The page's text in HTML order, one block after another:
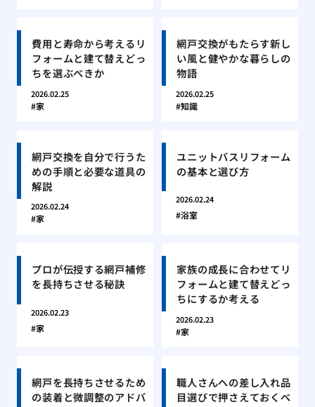
費用と寿命から考えるリ
フォームと建て替えどっ
ちを選ぶべきか
2026.02.25
家
網戸交換がもたらす新し
い風と健やかな暮らしの
物語
2026.02.25
知識
網戸交換を自分で行うた
めの手順と必要な道具の
解説
2026.02.24
家
ユニットバスリフォーム
の基本と選び方
2026.02.24
浴室
プロが伝授する網戸補修
を長持ちさせる秘訣
2026.02.23
家
家族の成長に合わせてリ
フォームと建て替えどっ
ちにするか考える
2026.02.23
家
網戸を長持ちさせるため
の装着と微調整のアドバ
職人さんへの差し入れ品
目選びで押さえておくべ